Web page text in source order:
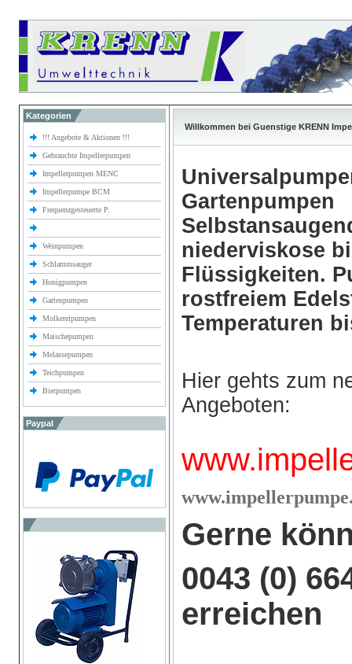
Kategorien
!!! Angebote & Aktionen !!!
Gebrauchte Impellerpumpen
Impellerpumpen MENC
Impellerpumpe BCM
Frequenzgesteuerte P.
Weinpumpen
Schlammsauger
Honigpumpen
Gartenpumpen
Molkereipumpen
Maischepumpen
Melassepumpen
Teichpumpen
Bierpumpen
Paypal
Willkommen bei Guenstige KRENN
Gartenpumpen
niederviskose
Flüssigkeiten.
rostfreiem
Temperaturen
Hier gehts zum
Angeboten:
w
Gerne
0043 (0)
erreichen